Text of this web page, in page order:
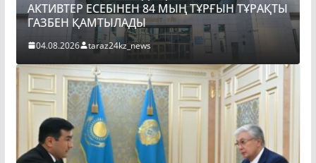
АКТИВТЕР ЕСЕБІНЕН 84 МЫҢ ТҰРҒЫН ТҰРАҚТЫ
ГАЗБЕН ҚАМТЫЛАДЫ
04.08.2026 taraz24kz_news